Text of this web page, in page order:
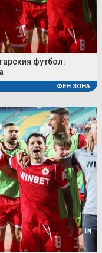
футбол:
ФЕН ЗОНА